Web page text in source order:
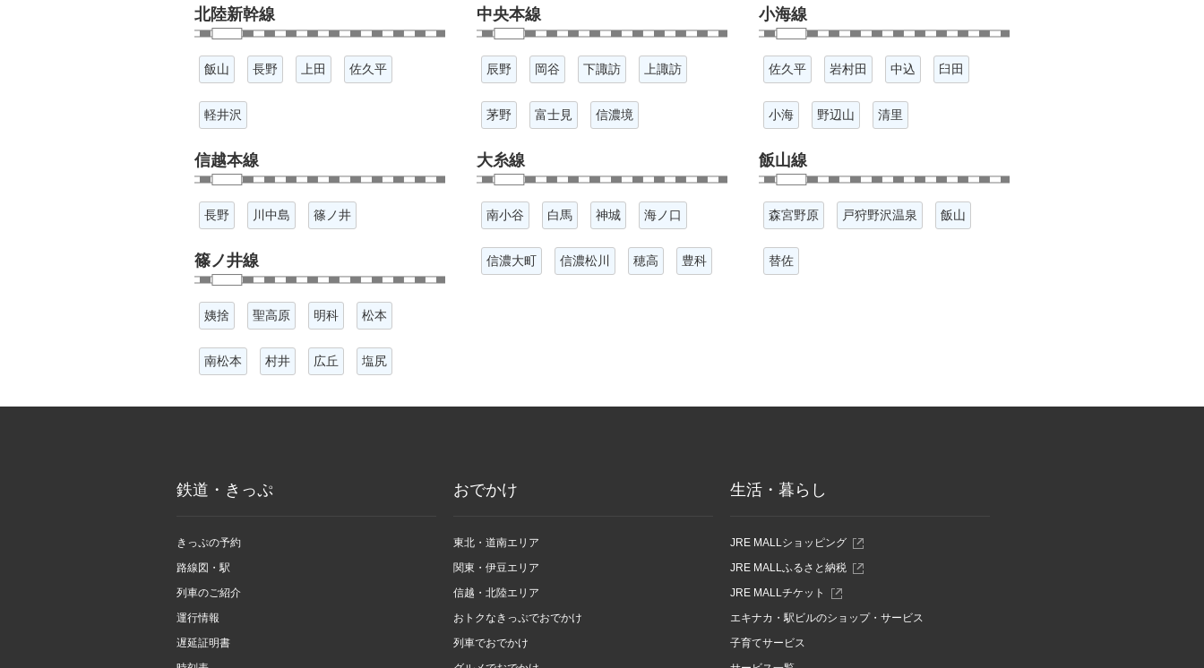
北陸新幹線
飯山 長野 上田 佐久平
軽井沢
信越本線
長野 川中島 篠ノ井
篠ノ井線
姨捨 聖高原 明科 松本
南松本 村井 広丘 塩尻
中央本線
辰野 岡谷 下諏訪 上諏訪
茅野 富士見 信濃境
大糸線
南小谷 白馬 神城 海ノ口
信濃大町 信濃松川 穂高 豊科
小海線
佐久平 岩村田 中込 臼田
小海 野辺山 清里
飯山線
森宮野原 戸狩野沢温泉 飯山
替佐
鉄道・きっぷ
きっぷの予約
路線図・駅
列車のご紹介
運行情報
遅延証明書
おでかけ
東北・道南エリア
関東・伊豆エリア
信越・北陸エリア
おトクなきっぷでおでかけ
列車でおでかけ
生活・暮らし
JRE MALLショッピング
JRE MALLふるさと納税
JRE MALLチケット
エキナカ・駅ビルのショップ・サービス
子育てサービス